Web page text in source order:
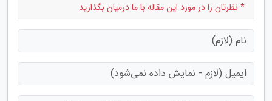
* نظرتان را در مورد این مقاله با ما درمیان بگذارید